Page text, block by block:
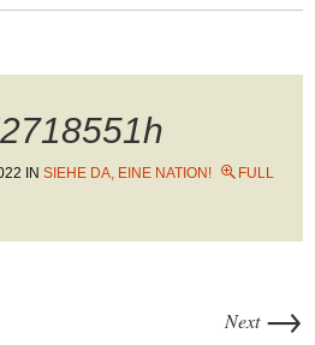
IN SIEHE DA, EINE NATION!
FULL
Next →